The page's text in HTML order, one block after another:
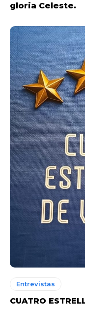
gloria Celeste.
Entrevistas
CUATRO